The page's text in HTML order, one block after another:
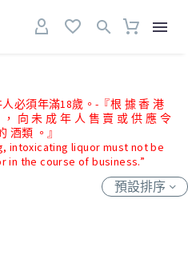
必須年滿18歲。-『根 據 香 港
向 未 成 年 人 售 賣 或 供 應 令
酒類 。』
intoxicating liquor must not be
in the course of business.”
預設排序